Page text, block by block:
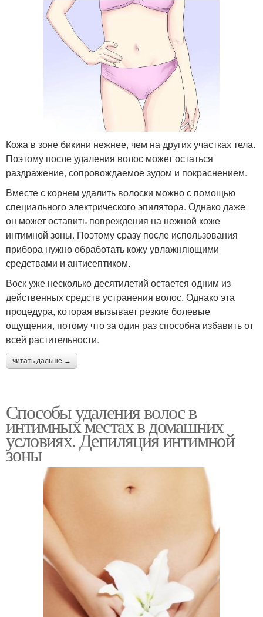
Кожа в зоне бикини нежнее, чем на других участках тела.
Поэтому после удаления волос может остаться
раздражение, сопровождаемое зудом и покраснением.
Вместе с корнем удалить волоски можно с помощью
специального электрического эпилятора. Однако даже
он может оставить повреждения на нежной коже
интимной зоны. Поэтому сразу после использования
прибора нужно обработать кожу увлажняющими
средствами и антисептиком.
Воск уже несколько десятилетий остается одним из
действенных средств устранения волос. Однако эта
процедура, которая вызывает резкие болевые
ощущения, потому что за один раз способна избавить от
всей растительности.
читать дальше →
Способы удаления волос в
интимных местах в домашних
условиях. Депиляция интимной
зоны